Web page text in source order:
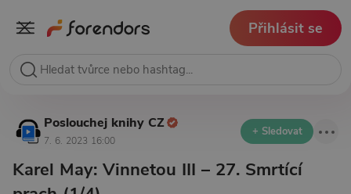
Přihlásit se
Poslouchej knihy CZ
7. 6. 2023 16:00
+ Sledovat
Karel May: Vinnetou III – 27. Smrtící